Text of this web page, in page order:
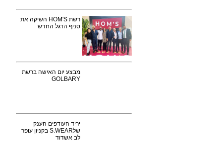
רשת HOM'S השיקה את
סניף הדגל החדש
מבצע יום האישה ברשת
GOLBARY
יריד העודפים הענק
שלS.WEAR בקניון עופר
לב אשדוד